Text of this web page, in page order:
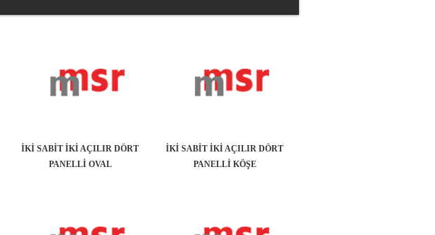
İKİ SABİT İKİ AÇILIR DÖRT
PANELLİ OVAL
İKİ SABİT İKİ AÇILIR DÖRT
PANELLİ KÖŞE